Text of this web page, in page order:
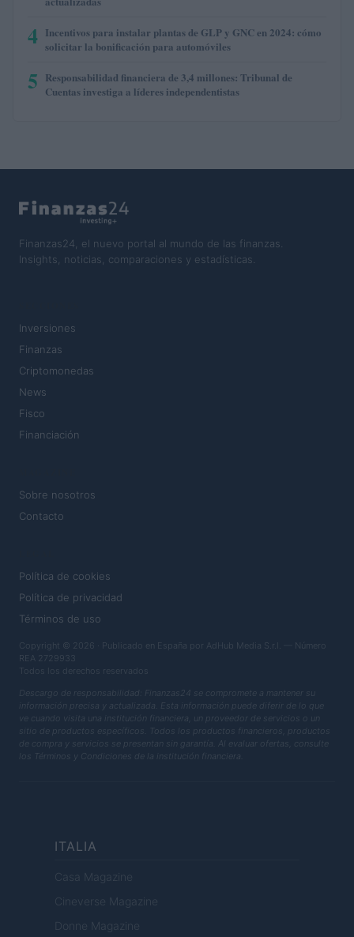
4 Incentivos para instalar plantas de GLP y GNC en 2024: cómo
solicitar la bonificación para automóviles
5 Responsabilidad financiera de 3,4 millones: Tribunal de
Cuentas investiga a líderes independentistas
Finanzas24, el nuevo portal al mundo de las finanzas.
Insights, noticias, comparaciones y estadísticas.
Inversiones
Finanzas
Criptomonedas
News
Fisco
Financiación
Sobre nosotros
Contacto
Política de cookies
Política de privacidad
Términos de uso
Copyright © 2026 · Publicado en España por AdHub Media S.r.l. — Número
REA 2729933
Todos los derechos reservados
Descargo de responsabilidad: Finanzas24 se compromete a mantener su
información precisa y actualizada. Esta información puede diferir de lo que
ve cuando visita una institución financiera, un proveedor de servicios o un
sitio de productos específicos. Todos los productos financieros, productos
de compra y servicios se presentan sin garantía. Al evaluar ofertas, consulte
los Términos y Condiciones de la institución financiera.
ITALIA
Casa Magazine
Cineverse Magazine
Donne Magazine